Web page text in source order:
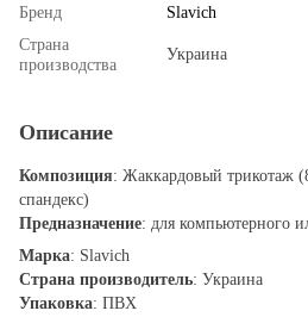
Бренд
Slavich
Страна
производства
Украина
Описание
Композиция: Жаккардовый трикотаж
спандекс)
Предназначение: для компьютерного
Марка: Slavich
Страна производитель: Украина
Упаковка: ПВХ